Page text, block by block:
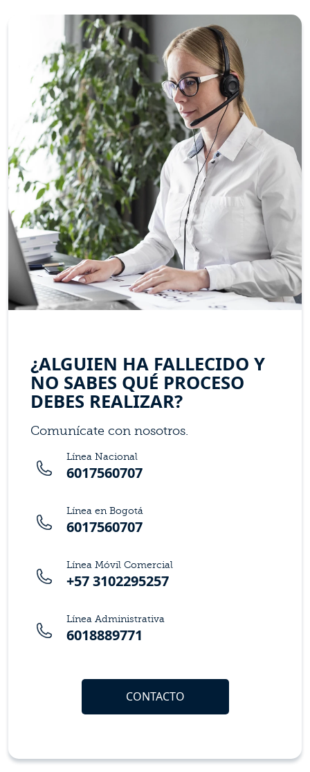
¿ALGUIEN HA FALLECIDO Y
NO SABES QUÉ PROCESO
DEBES REALIZAR?
Comunícate con nosotros.
Línea Nacional
6017560707
Línea en Bogotá
6017560707
Línea Móvil Comercial
+57 3102295257
Línea Administrativa
6018889771
CONTACTO